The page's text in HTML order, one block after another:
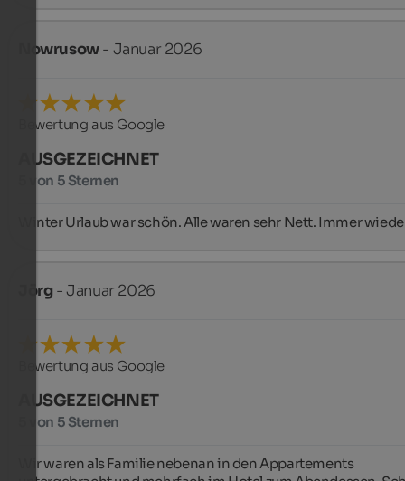
Nowrusow- Januar 2026
Bewertung aus Google
AUSGEZEICHNET
5 von 5 Sternen
Winter Urlaub war schön. Alle waren sehr Nett. Immer
Jörg - Januar 2026
Bewertung aus Google
AUSGEZEICHNET
5 von 5 Sternen
Wir waren als Familie nebenan in den Appartements